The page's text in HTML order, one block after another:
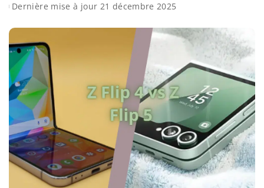
Dernière mise à jour 21 décembre 2025